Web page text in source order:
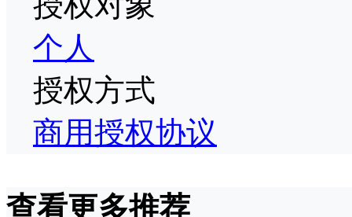
个人
授权方式
商用授权协议
查看更多推荐